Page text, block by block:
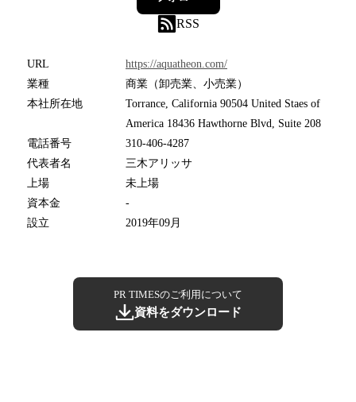
RSS
URL
https://aquatheon.com/
業種
商業（卸売業、小売業）
本社所在地
Torrance, California 90504 United Staes of
America 18436 Hawthorne Blvd, Suite 208
電話番号
310-406-4287
代表者名
三木アリッサ
上場
未上場
資本金
-
設立
2019年09月
PR TIMESのご利用について
資料をダウンロード